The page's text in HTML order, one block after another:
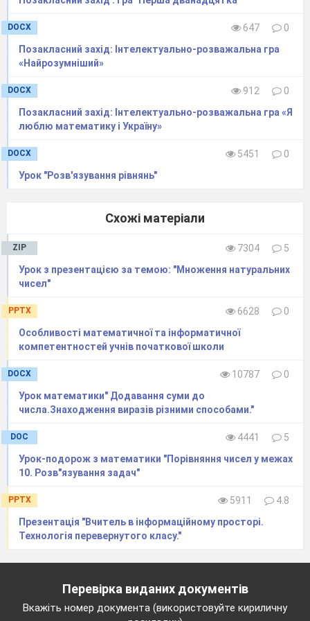
Отже,
ми з вами будемо розв'язувати
Джордж Пойа казав:„Вміння
розв”язувати задачі – це практичне
на лижах, чи грі
на фортепіано. Навчитися
цьому можна лише постійно тренуючись ...”
Візьмемо цей вислів за епіграф нашого
уроку.
Тренуватися ми будемо у групах. Кожна
наша група учнів, крім основного домашнього
завдання
мала придумати задачі для своїх
суперників, але із своєї категорії. Отже
Чотирикутники отримують задачу про
трикутники, а трикутники про чотирикутники.
На розв’язок задачі дається 5 хв. А потім
біля дошки хтось захищає свою задачу.
послухаємо легеньку мелодію видатного
композитораБетховена “Місячна соната”.
(Лунає музика, а діти працюють)
Та команда, що швидше і вправніше
справиться отримує по жетону.
Задача 1.
16см., довша за другу. Обчислити периметр
трикутника.
DOCX 647
0
Позакласний захід: Інтелектуально-розважальна гра
«Найрозумніший»
DOCX 912
0
Позакласний захід: Інтелектуально-розважальна гра «Я
люблю математику і Україну»
DOCX 5451
0
Урок "Розв'язування рівнянь"
Схожі матеріали
ZIP 7304
5
Урок з презентацією за темою: "Множення натуральних
чисел"
PPTX 6628
0
Особливості математичної та інформатичної
компетентностей учнів початкової школи
DOCX 10787
0
Урок математики" Додавання суми до
числа.Знаходження виразiв рiзними способами."
DOC 4441
5
Урок-подорож з математики "Порівняння чисел у межах
10. Розв"язування задач"
PPTX 5911
4.8
Презентація "Вчитель в інформаційному просторі.
Технологія перевернутого класу."
Перевірка виданих документів
Вкажіть номер документа (використовуйте кириличну